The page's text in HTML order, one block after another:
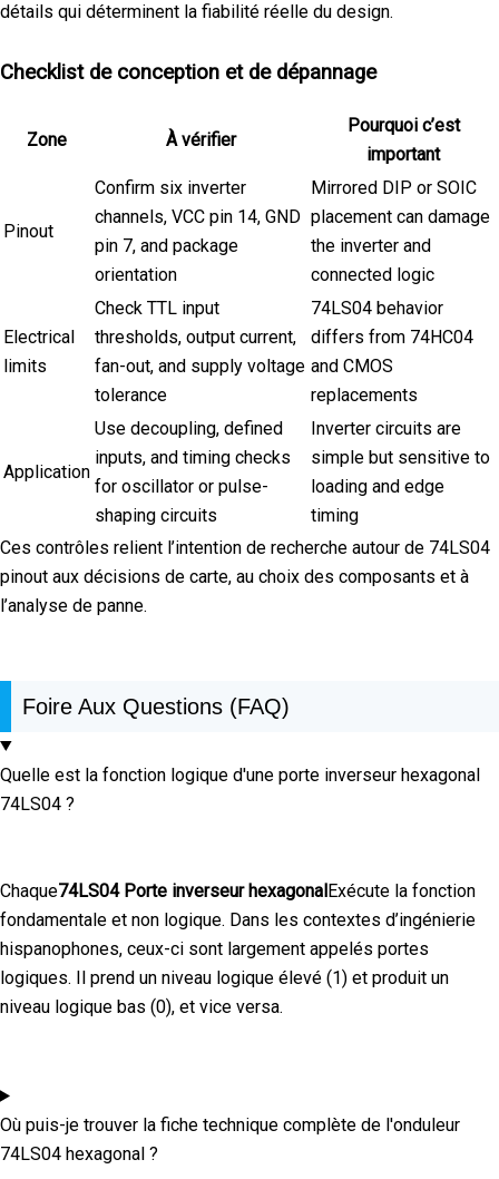
détails qui déterminent la fiabilité réelle du design.
Checklist de conception et de dépannage
Zone À vérifier
Pourquoi c’est
important
Pinout
Confirm six inverter
channels, VCC pin 14, GND
pin 7, and package
orientation
Mirrored DIP or SOIC
placement can damage
the inverter and
connected logic
Electrical
limits
Check TTL input
thresholds, output current,
fan-out, and supply voltage
tolerance
74LS04 behavior
differs from 74HC04
and CMOS
replacements
Application
Use decoupling, defined
inputs, and timing checks
for oscillator or pulse-
shaping circuits
Inverter circuits are
simple but sensitive to
loading and edge
timing
Ces contrôles relient l’intention de recherche autour de 74LS04
pinout aux décisions de carte, au choix des composants et à
l’analyse de panne.
Foire Aux Questions (FAQ)
Quelle est la fonction logique d'une porte inverseur hexagonal
74LS04 ?
Chaque74LS04 Porte inverseur hexagonalExécute la fonction
fondamentale et non logique. Dans les contextes d’ingénierie
hispanophones, ceux-ci sont largement appelés portes
logiques. Il prend un niveau logique élevé (1) et produit un
niveau logique bas (0), et vice versa.
Où puis-je trouver la fiche technique complète de l'onduleur
74LS04 hexagonal ?